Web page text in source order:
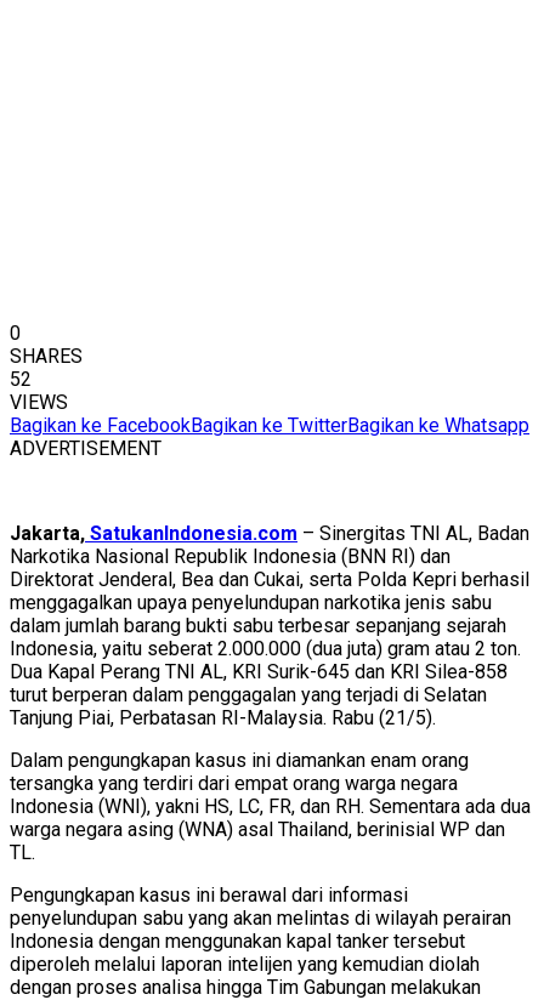
0
SHARES
52
VIEWS
Bagikan ke FacebookBagikan ke TwitterBagikan ke Whatsapp
ADVERTISEMENT
Jakarta, SatukanIndonesia.com – Sinergitas TNI AL, Badan
Narkotika Nasional Republik Indonesia (BNN RI) dan
Direktorat Jenderal, Bea dan Cukai, serta Polda Kepri berhasil
menggagalkan upaya penyelundupan narkotika jenis sabu
dalam jumlah barang bukti sabu terbesar sepanjang sejarah
Indonesia, yaitu seberat 2.000.000 (dua juta) gram atau 2 ton.
Dua Kapal Perang TNI AL, KRI Surik-645 dan KRI Silea-858
turut berperan dalam penggagalan yang terjadi di Selatan
Tanjung Piai, Perbatasan RI-Malaysia. Rabu (21/5).
Dalam pengungkapan kasus ini diamankan enam orang
tersangka yang terdiri dari empat orang warga negara
Indonesia (WNI), yakni HS, LC, FR, dan RH. Sementara ada dua
warga negara asing (WNA) asal Thailand, berinisial WP dan
TL.
Pengungkapan kasus ini berawal dari informasi
penyelundupan sabu yang akan melintas di wilayah perairan
Indonesia dengan menggunakan kapal tanker tersebut
diperoleh melalui laporan intelijen yang kemudian diolah
dengan proses analisa hingga Tim Gabungan melakukan